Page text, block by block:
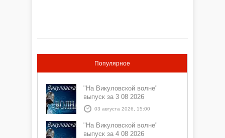
Популярное
"На Викуловской волне"
выпуск за 3 08 2026
03 августа 2026, 15:00
"На Викуловской волне"
выпуск за 4 08 2026